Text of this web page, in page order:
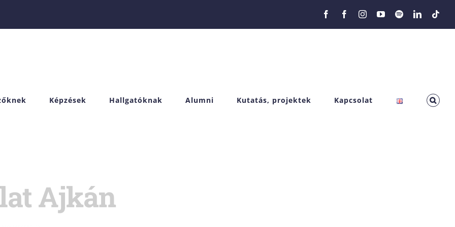
FacebookFacebookInstagramYouTube
SpotifyLinkedIn
Képzések Hallgatóknak Alumni Kutatás, projektek Kapcsolat
Ajkán